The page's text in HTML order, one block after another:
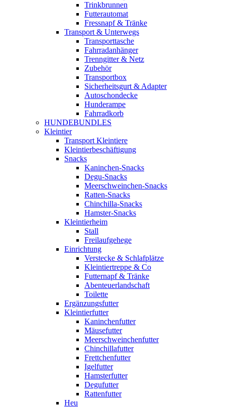
Trinkbrunnen
Futterautomat
Fressnapf & Tränke
Transport & Unterwegs
Transporttasche
Fahrradanhänger
Trenngitter & Netz
Zubehör
Transportbox
Sicherheitsgurt & Adapter
Autoschondecke
Hunderampe
Fahrradkorb
HUNDEBUNDLES
Kleintier
Transport Kleintiere
Kleintierbeschäftigung
Snacks
Kaninchen-Snacks
Degu-Snacks
Meerschweinchen-Snacks
Ratten-Snacks
Chinchilla-Snacks
Hamster-Snacks
Kleintierheim
Stall
Freilaufgehege
Einrichtung
Verstecke & Schlafplätze
Kleintiertreppe & Co
Futternapf & Tränke
Abenteuerlandschaft
Toilette
Ergänzungsfutter
Kleintierfutter
Kaninchenfutter
Mäusefutter
Meerschweinchenfutter
Chinchillafutter
Frettchenfutter
Igelfutter
Hamsterfutter
Degufutter
Rattenfutter
Heu